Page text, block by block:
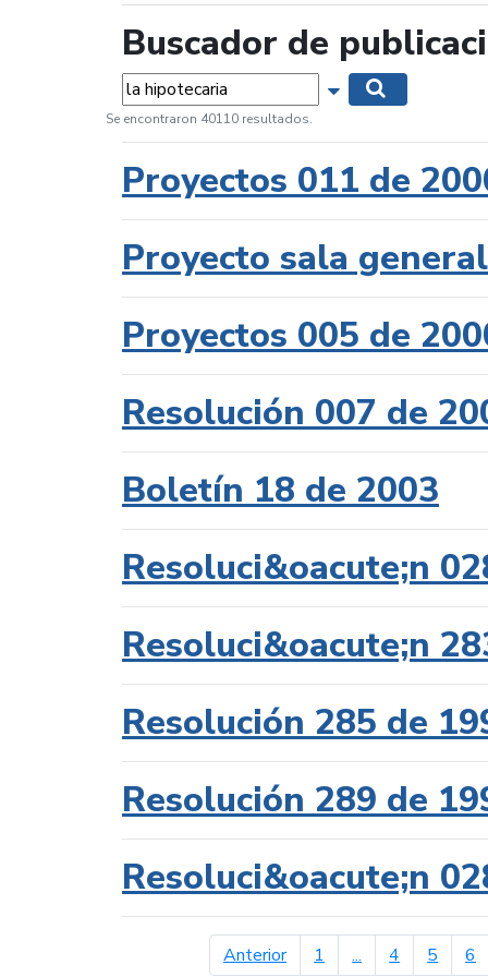
Buscador de
Palabras... Mostrar opciones
Se encontraron 40110 resultados.
Proyectos 011 de
Proyecto sala
Proyectos 005 de
Resolución 007 de
Boletín 18 de 2003
Resoluci&oacute;n
Resoluci&oacute;n
Resolución 285 de
Resolución 289 de
Resoluci&oacute;n
Anteriorpágina anterior
1 ... 4 5 6